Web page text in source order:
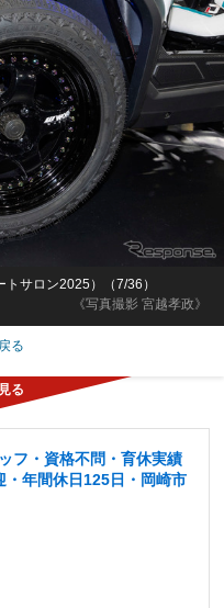
《写真撮影 宮越孝政》
サロン2025）（7/36）
る
フ・資格不問・育休実績
・年間休日125日・岡崎市